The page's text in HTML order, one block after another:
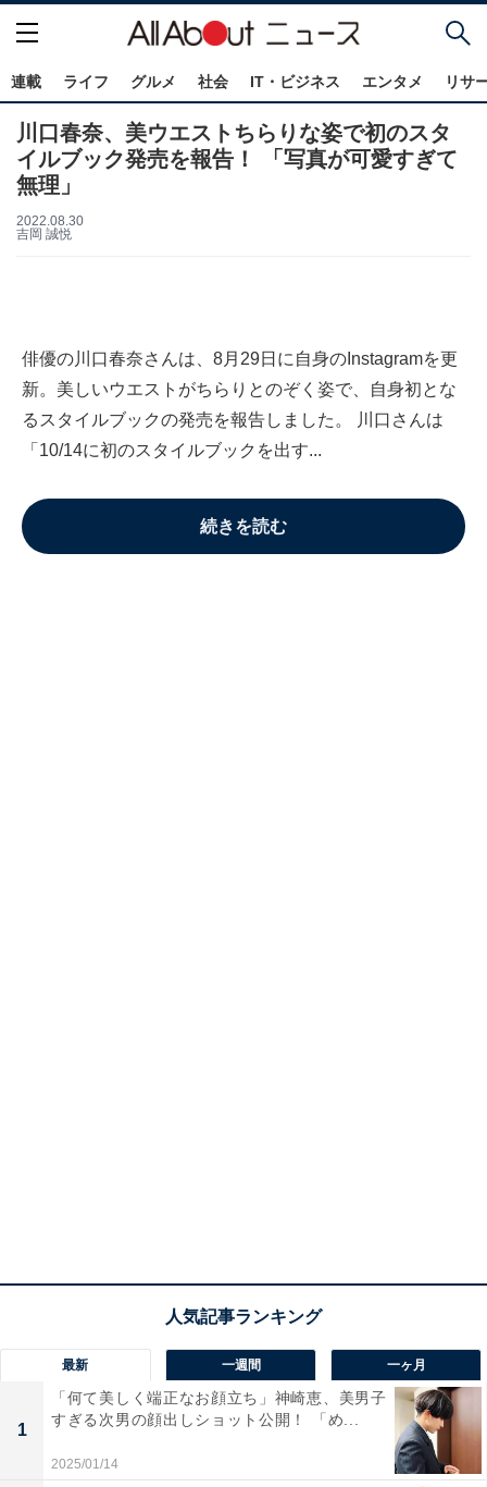
連載 ライフ グルメ 社会 IT・ビジネス エンタメ リサ
川口春奈、美ウエストちらりな姿で初のスタ
イルブック発売を報告！ 「写真が可愛すぎて
無理」
2022.08.30
吉岡 誠悦
俳優の川口春奈さんは、8月29日に自身のInstagramを更
新。美しいウエストがちらりとのぞく姿で、自身初とな
るスタイルブックの発売を報告しました。 川口さんは
「10/14に初のスタイルブックを出す...
続きを読む
最新 一週間 一ヶ月
1
「何て美しく端正なお顔立ち」神崎恵、美男子
すぎる次男の顔出しショット公開！ 「め...
2025/01/14